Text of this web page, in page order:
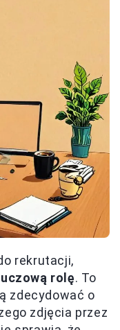
rekrutacji,
rolę. To
zdecydować o
zdjęcia przez